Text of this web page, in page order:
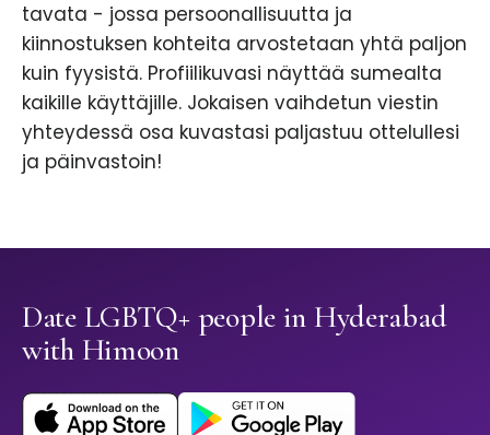
tavata - jossa persoonallisuutta ja
kiinnostuksen kohteita arvostetaan yhtä paljon
kuin fyysistä. Profiilikuvasi näyttää sumealta
kaikille käyttäjille. Jokaisen vaihdetun viestin
yhteydessä osa kuvastasi paljastuu ottelullesi
ja päinvastoin!
Date LGBTQ+ people in Hyderabad
with Himoon